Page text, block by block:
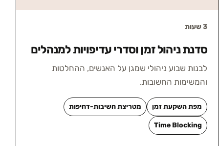
3 שעות
סדנת ניהול זמן וסדרי עדיפויות למנהלים
לבנות שבוע ניהולי שמגן על האנשים, ההחלטות
והמשימות החשובות.
מפת השקעת זמן מטריצת חשיבות-דחיפות
Time Blocking